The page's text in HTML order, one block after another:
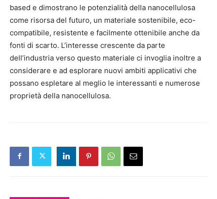
based e dimostrano le potenzialità della nanocellulosa
come risorsa del futuro, un materiale sostenibile, eco-
compatibile, resistente e facilmente ottenibile anche da
fonti di scarto. L’interesse crescente da parte
dell’industria verso questo materiale ci invoglia inoltre a
considerare e ad esplorare nuovi ambiti applicativi che
possano espletare al meglio le interessanti e numerose
proprietà della nanocellulosa.